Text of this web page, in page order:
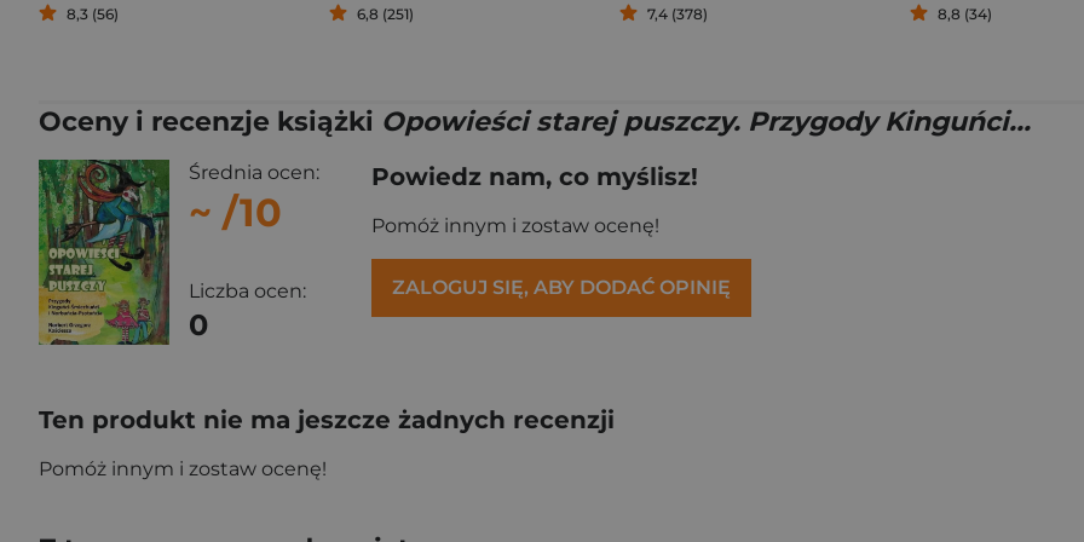
8,3 (56) 6,8 (251) 7,4 (378) 8,8 (34)
Oceny i recenzje książki Opowieści starej puszczy. Przygody Kinguńci...
Średnia ocen:
~ /10
Liczba ocen:
0
Powiedz nam, co myślisz!
Pomóż innym i zostaw ocenę!
ZALOGUJ SIĘ, ABY DODAĆ OPINIĘ
Ten produkt nie ma jeszcze żadnych recenzji
Pomóż innym i zostaw ocenę!